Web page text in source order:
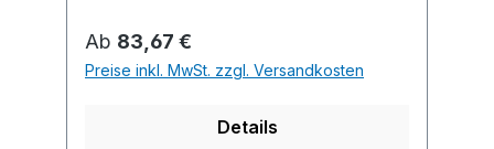
Regulärer Preis:
Ab 83,67 €
Preise inkl. MwSt. zzgl. Versandkosten
Details